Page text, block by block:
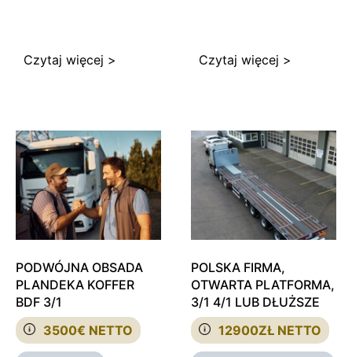
Czytaj więcej > Czytaj więcej >
3500€ NETTO
PODWÓJNA OBSADA
PLANDEKA KOFFER
BDF 3/1
12900ZŁ NETTO
POLSKA FIRMA,
OTWARTA PLATFORMA,
3/1 4/1 LUB DŁUŻSZE